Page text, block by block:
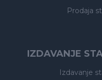
Prodaja
IZDAVANJE
Izdavanje